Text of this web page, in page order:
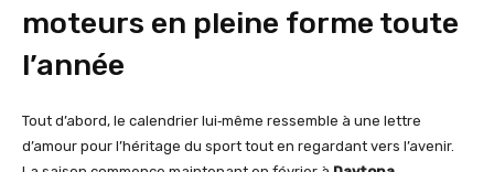
moteurs en pleine forme toute
l’année
Tout d’abord, le calendrier lui‑même ressemble à une lettre
d’amour pour l’héritage du sport tout en regardant vers l’avenir.